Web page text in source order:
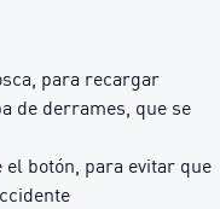
para recargar
de derrames, que se
botón, para evitar que